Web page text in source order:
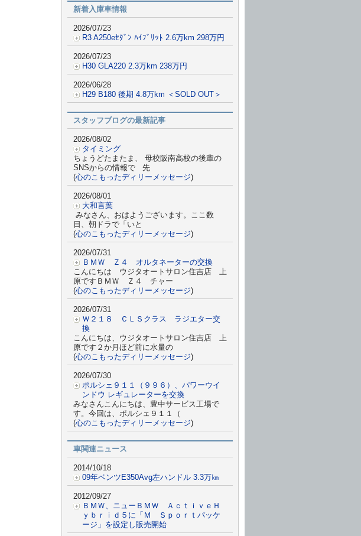
新着入庫車情報
2026/07/23
R3 A250eｾﾀﾞﾝ ﾊｲﾌﾞﾘｯﾄ 2.6万km 298万円
2026/07/23
H30 GLA220 2.3万km 238万円
2026/06/28
H29 B180 後期 4.8万km ＜SOLD OUT＞
スタッフブログの最新記事
2026/08/02
タイミング
ちょうどたまたま、 母校阪南高校の後輩の
SNSからの情報で 先
(心のこもったディリーメッセージ)
2026/08/01
大和言葉
みなさん、おはようございます。ここ数
日、朝ドラで「いと
(心のこもったディリーメッセージ)
2026/07/31
ＢＭＷ Ｚ４ オルタネーターの交換
こんにちは ウジタオートサロン住吉店 上
原ですＢＭＷ Ｚ４ チャー
(心のこもったディリーメッセージ)
2026/07/31
Ｗ２１８ ＣＬＳクラス ラジエター交
換
こんにちは、ウジタオートサロン住吉店 上
原です２か月ほど前に水量の
(心のこもったディリーメッセージ)
2026/07/30
ポルシェ９１１（９９６）、パワーウイ
ンドウ レギュレーターを交換
みなさんこんにちは、豊中サービス工場で
す。今回は、ポルシェ９１１（
(心のこもったディリーメッセージ)
車関連ニュース
2014/10/18
09年ベンツE350Avg左ハンドル 3.3万㎞
2012/09/27
ＢＭＷ、ニューＢＭＷ ＡｃｔｉｖｅＨ
ｙｂｒｉｄ５に「Ｍ Ｓｐｏｒｔパッケ
ージ」を設定し販売開始